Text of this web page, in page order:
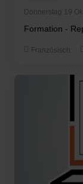
Donnerstag 19
Formation -
Französisch